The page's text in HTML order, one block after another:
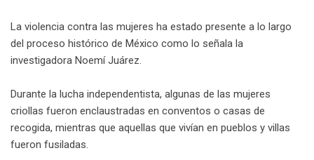
La violencia contra las mujeres ha estado presente a lo largo
del proceso histórico de México como lo señala la
investigadora Noemí Juárez.
Durante la lucha independentista, algunas de las mujeres
criollas fueron enclaustradas en conventos o casas de
recogida, mientras que aquellas que vivían en pueblos y villas
fueron fusiladas.